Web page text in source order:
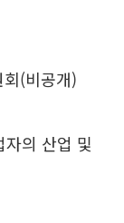
(비공개)
의 산업 및